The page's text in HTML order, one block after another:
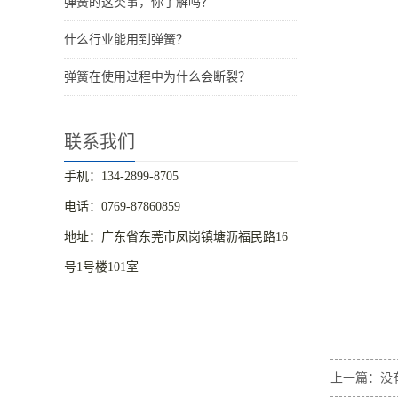
什么行业能用到弹簧？
弹簧在使用过程中为什么会断裂？
联系我们
手机：134-2899-8705
电话：0769-87860859
地址：广东省东莞市凤岗镇塘沥福民路16
号1号楼101室
上一篇：没